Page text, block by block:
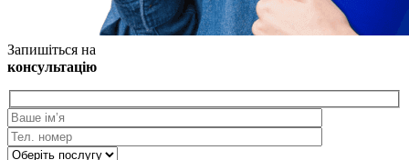
Запишіться на
консультацію